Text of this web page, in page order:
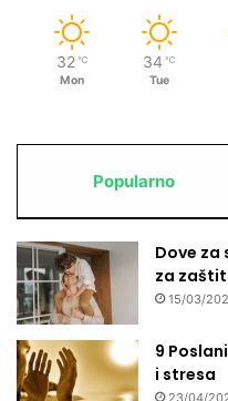
32 ℃
Mon
34 ℃
Tue
Popularno
Dove za
za
15/03/
9
i stresa